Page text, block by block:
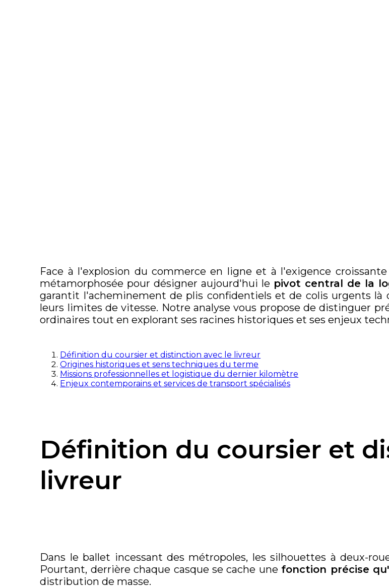
Face à l'explosion du commerce en ligne et à l'exigence
métamorphosée pour désigner aujourd'hui le pivot central de la
garantit l'acheminement de plis confidentiels et de colis urgents là
leurs limites de vitesse. Notre analyse vous propose de distinguer
ordinaires tout en explorant ses racines historiques et ses enjeux
Définition du coursier et distinction avec le livreur
Origines historiques et sens techniques du terme
Missions professionnelles et logistique du dernier kilomètre
Enjeux contemporains et services de transport spécialisés
Définition du coursier et
livreur
Dans le ballet incessant des métropoles, les silhouettes à deux-
Pourtant, derrière chaque casque se cache une fonction précise
distribution de masse.